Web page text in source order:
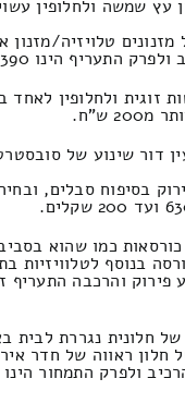
עץ שמשה ולחלופין
טלויזיה/מזנון
הינו 390 ועד 200 שקלים.
זוגית ולחלופין לאחד
דור שינוע של
בסיפוח סבלים,
כמו שהוא
בנוסף לטלוויזיות
חלונית נגררת לבית
חלון ראווה של חדר